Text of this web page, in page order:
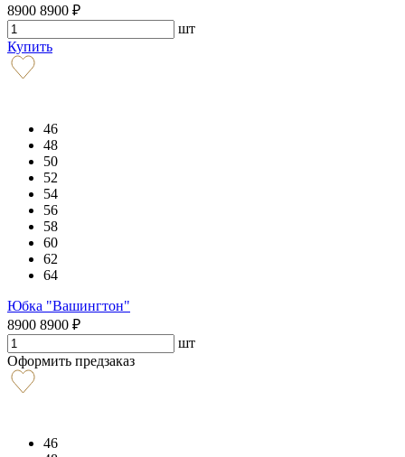
8900 8900 ₽
шт
Купить
46
48
50
52
54
56
58
60
62
64
Юбка "Вашингтон"
8900 8900 ₽
шт
Оформить предзаказ
46